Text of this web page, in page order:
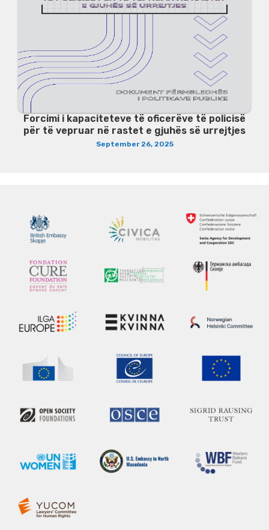
Forcimi i kapaciteteve të oficerëve të policisë
për të vepruar në rastet e gjuhës së urrejtjes
September 26, 2025